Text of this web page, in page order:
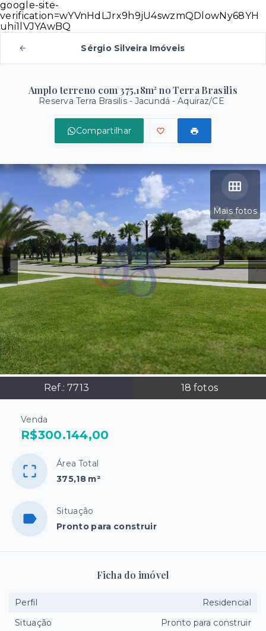
google-site-
verification=wYVnHdLJrx9h9jU4swzmQDlowNy68YH
uhi1lVJYAwBQ
Sérgio Silveira Imóveis
Amplo terreno com 375,18m² no Terra Brasilis
Reserva Terra Brasilis - Jacundá - Aquiraz/CE
Compartilhar
Mais fotos
Ref.: 7713 18 fotos
Venda
R$300.144,00
Área Total
375,18 m²
Situação
Pronto para construir
Ficha do imóvel
Perfil
Residencial
Situação
Pronto para construir